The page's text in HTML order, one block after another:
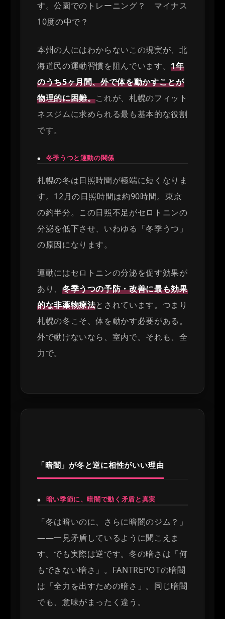
す。公園でのトレーニング？ マイナス
10度の中で？
本州の人にはわからないこの現実が、北
海道民の運動習慣を阻んでいます。1年
のうち5ヶ月間、外で体を動かすことが
物理的に困難。これが、札幌のフィット
ネスジムに求められる最も基本的な役割
です。
● 冬季うつと運動の関係
札幌の冬は日照時間が極端に短くなりま
す。12月の日照時間は約90時間。東京
の約半分。この日照不足がセロトニンの
分泌を低下させ、いわゆる「冬季うつ」
の原因になります。
運動にはセロトニンの分泌を促す効果が
あり、 冬季うつの予防・改善に最も効果
的な非薬物療法とされています。つまり
札幌の冬こそ、体を動かす必要がある。
外で動けないなら、室内で。それも、全
力で。
「暗闇」が冬と逆に相性がいい理由
● 暗い季節に、暗闇で動く矛盾と真実
「冬は暗いのに、さらに暗闇のジム？」
——一見矛盾しているように聞こえま
す。でも実際は逆です。冬の暗さは「何
もできない暗さ」。FANTREPOTの暗闇
は「全力を出すための暗さ」。同じ暗闇
でも、意味がまったく違う。